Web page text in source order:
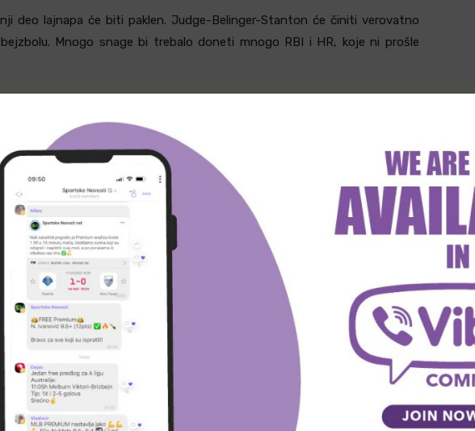
deo lajnapa će biti paklen. Judge-Belinger-Stanton će činiti verovatno
Mnogo snage bi trebalo doneti mnogo RBI i HR, koje ni prošle
igrača, uprava je odmah reagovala i dovela Kyle Tuckera. Dolazi kao
Takođe igra na poziciji vanjskog igrača, pa će biti idealna zamena
2020. kada su ispali u 1.rundi, a titulu od 2016. Jenkisi su doživeli
Facebook Twitter WhatsApp
SLEDEĆA VEST